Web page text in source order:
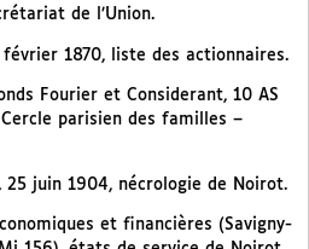
de l’Union.
février 1870, liste des actionnaires.
Fourier et Considerant, 10 AS
parisien des familles –
25 juin 1904, nécrologie de Noirot.
et financières (Savigny-